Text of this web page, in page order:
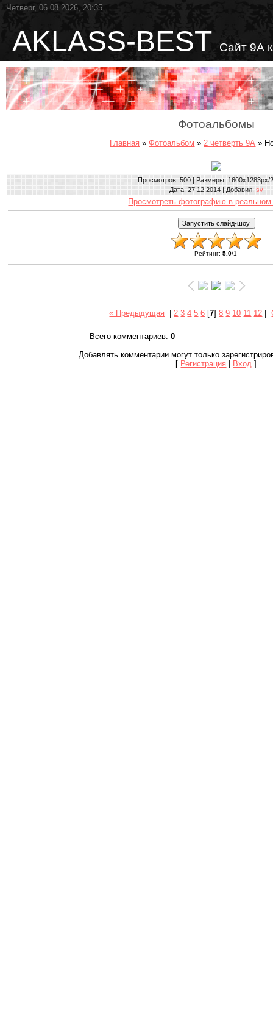
Четверг, 06.08.2026, 20:35
AKLASS-BEST Сайт 9А
Фотоальбомы
Главная »Фотоальбом »2 четверть 9А »
Просмотров: 500 | Размеры: 1600x1283px/
Дата: 27.12.2014 | Добавил: sv
Просмотреть фотографию в реальном
Рейтинг:5.0/1
« Предыдущая |2 3 4 5 6 [7]8 9 10 11 12 |
Всего комментариев: 0
Добавлять комментарии могут только
[ Регистрация | Вход ]